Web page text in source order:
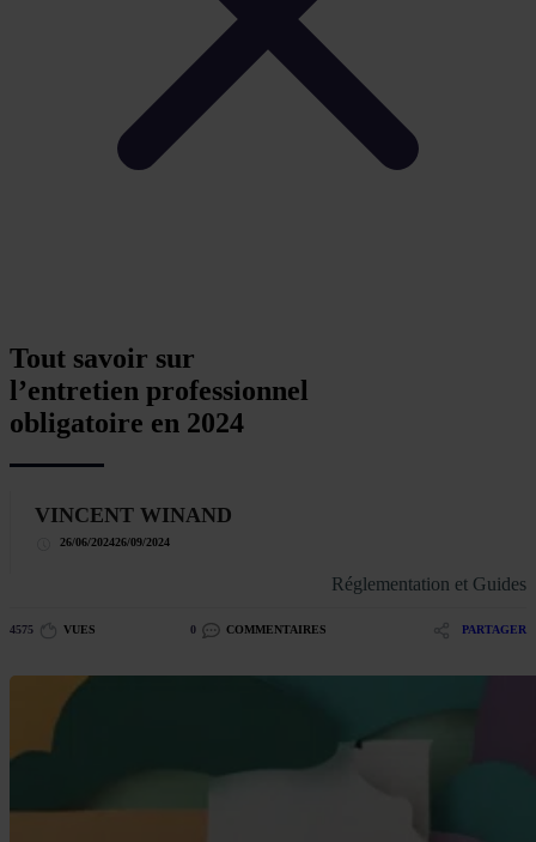
Tout savoir sur
l’entretien professionnel
obligatoire en 2024
VINCENT WINAND
26/06/202426/09/2024
Réglementation et Guides
4575 VUES 0 COMMENTAIRES PARTAGER